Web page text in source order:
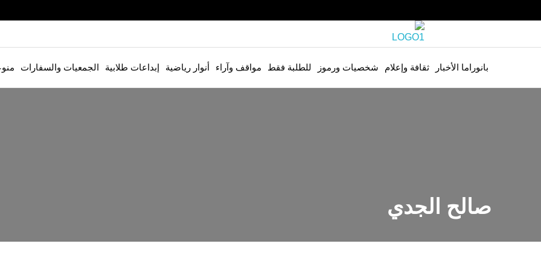
بانوراما الأخبار ثقافة وإعلام شخصيات ورموز للطلبة فقط مواقف وآراء أنوار رياضية إبداعات طلابية الجمعيات والسفارات
صالح الجدي